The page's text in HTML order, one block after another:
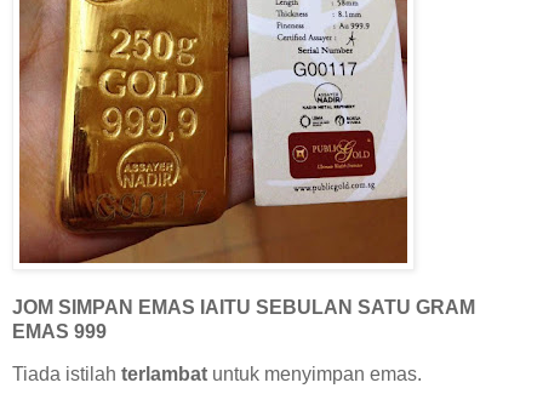
JOM SIMPAN EMAS IAITU SEBULAN SATU GRAM
EMAS 999
Tiada istilah terlambat untuk menyimpan emas.